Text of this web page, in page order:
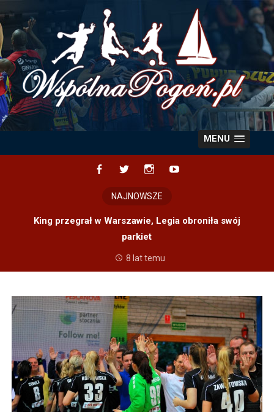
content
MENU
NAJNOWSZE
King przegrał w Warszawie, Legia obroniła swój
parkiet
8 lat temu